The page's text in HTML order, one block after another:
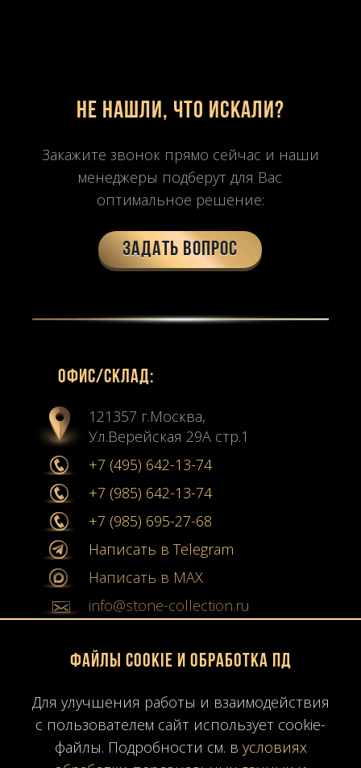
Не нашли, что искали?
Закажите звонок прямо сейчас и наши
менеджеры подберут для Вас
оптимальное решение:
Задать вопрос
Офиc/склад:
121357 г.Москва,
Ул.Верейская 29А стр.1
+7 (495) 642-13-74
+7 (985) 642-13-74
+7 (985) 695-27-68
Написать в Telegram
Написать в MAX
info@stone-collection.ru
Мы в социальных сетях:
Youtube
Карта сайта
Файлы Cookie и обработка ПД
Для улучшения работы и взаимодействия
с пользователем сайт использует cookie-
файлы. Подробности см. в условиях